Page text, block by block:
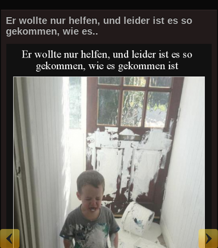
Er wollte nur helfen, und leider ist es so
gekommen, wie es..